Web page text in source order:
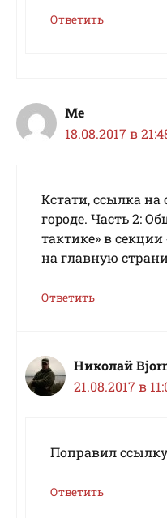
Ответить
Me
18.08.2017 в
Кстати, ссылка на
гopoдe. Чacть 2:
тaктикe» в
на главную
Ответить
Николай
21.08.2017 в
Поправил
Ответить